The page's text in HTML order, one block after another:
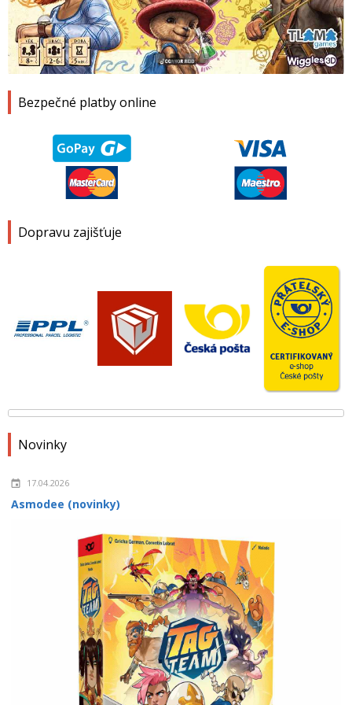
Bezpečné platby online
Dopravu zajišťuje
Novinky
17.04.2026
Asmodee (novinky)